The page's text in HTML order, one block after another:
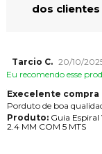
dos
Tarcio C. 20/10/
Eu recomendo esse
Execelente compra
Porduto de boa
Produto:Guia Espiral
2.4 MM COM 5 MTS